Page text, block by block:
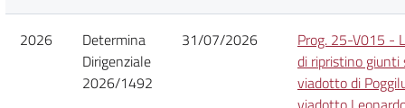
2026
Determina
Dirigenziale
2026/1492
31/07/2026
Prog. 25-V015 -
di ripristino giunti
viadotto di